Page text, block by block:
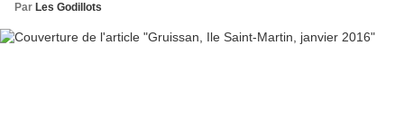
Par Les Godillots